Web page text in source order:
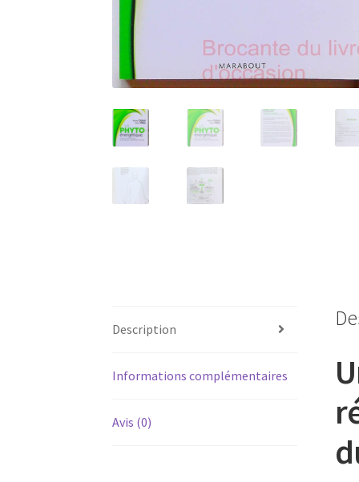
Description
Informations complémentaires
Avis (0)
U